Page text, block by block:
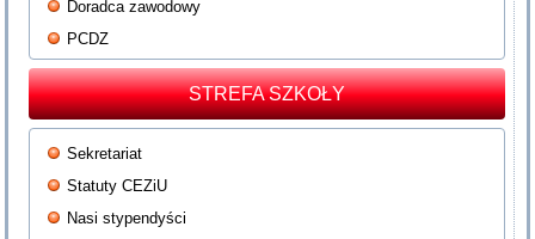
Doradca zawodowy
PCDZ
STREFA SZKOŁY
Sekretariat
Statuty CEZiU
Nasi stypendyści